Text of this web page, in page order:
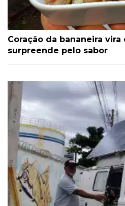
Coração da bananeira vira
surpreende pelo sabor